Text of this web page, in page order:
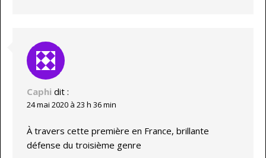
Caphi dit :
24 mai 2020 à 23 h 36 min
À travers cette première en France, brillante
défense du troisième genre